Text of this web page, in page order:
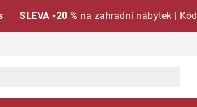
SLEVA -20 % na zahradní nábytek |